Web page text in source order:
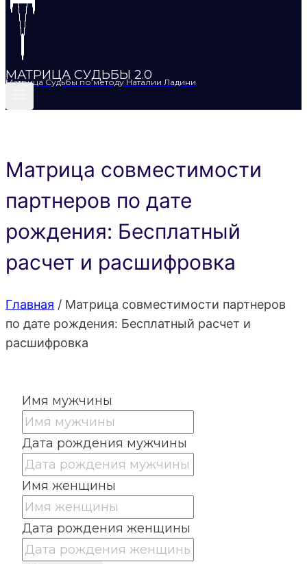
МАТРИЦА СУДЬБЫ 2.0
Матрица Судьбы по методу Наталии Ладини
Матрица совместимости
партнеров по дате
рождения: Бесплатный
расчет и расшифровка
Главная / Матрица совместимости партнеров
по дате рождения: Бесплатный расчет и
расшифровка
Имя мужчины
Дата рождения мужчины
Имя женщины
Дата рождения женщины